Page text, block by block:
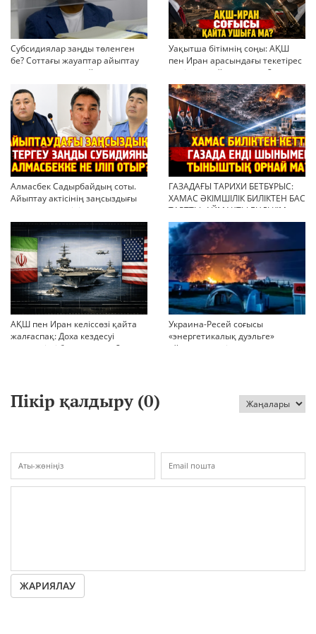
Субсидиялар заңды төленген
бе? Соттағы жауаптар айыптау
тұжырымдарын қайта қарауға
негіз бола ала ма?
Уақытша бітімнің соңы: АҚШ
пен Иран арасындағы текетірес
неліктен қайта ушықты?
Алмасбек Садырбайдың соты.
Айыптау актісінің заңсыздығы
мен қолдан өсірілген
миллиондар
ГАЗАДАҒЫ ТАРИХИ БЕТБҰРЫС:
ХАМАС ӘКІМШІЛІК БИЛІКТЕН БАС
ТАРТТЫ. АЙМАҚТЫ ЕНДІ КІМ
БАСҚАРАДЫ?
АҚШ пен Иран келіссөзі қайта
жалғаспақ: Доха кездесуі
шиеленісті бәсеңдете ме?
Украина-Ресей соғысы
«энергетикалық дуэльге»
айналып кетті
Пікір қалдыру (0)
ЖАРИЯЛАУ